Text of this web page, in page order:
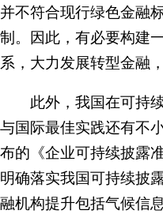
并不符合现行绿色金融
制。因此，有必要构建
系，大力发展转型金融
此外，我国在可持续
与国际最佳实践还有不
布的《企业可持续披露
明确落实我国可持续披
融机构提升包括气候信